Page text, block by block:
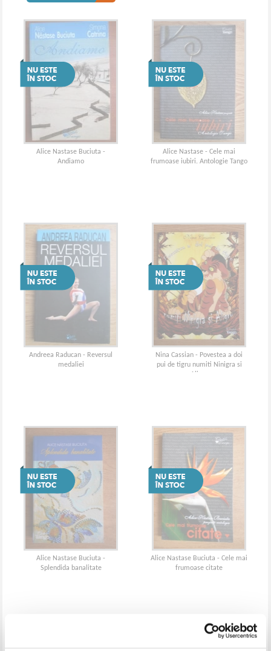
Alice Nastase Buciuta -
Andiamo
Alice Nastase - Cele mai
frumoase iubiri. Antologie Tango
Andreea Raducan - Reversul
medaliei
Nina Cassian - Povestea a doi
pui de tigru numiti Ninigra si
Aligru
Alice Nastase Buciuta -
Splendida banalitate
Alice Nastase Buciuta - Cele mai
frumoase citate